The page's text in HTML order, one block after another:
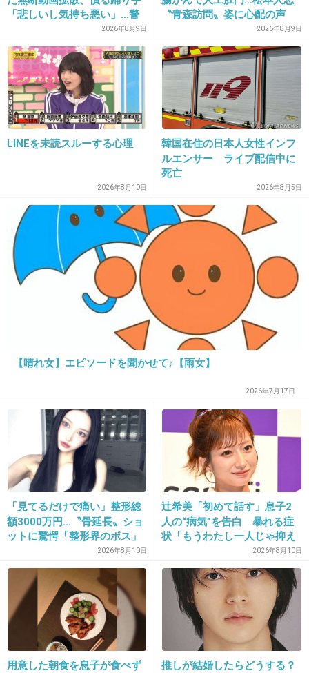
チノパン、このホテルで不倫してたんじゃない
の
+145
人が死んだんだよ。
一生笑わないくらいの気持ちで生きていってほ
しい。
-31
+42
2013/06/13(木) 12:26:05
23なんて嫌みったらしい…
28. 匿名 2013/06/13(木) 12:26:51
私が同じ事したら、即逮捕でムショ行きだな。
金と家系あると違うんですね。
+190 -7
「悲しいし気持ち悪い」…警
2026年8月9日
〝青森訪問〟姿に心配の声
続々「脂肪のない感じが痛ま
しい」「無理せずに」
2026年8月9日
LINEを未読スルーする心理
2026年8月10日
韓国在住の日本人女性インフ
ルエンサー ライブ配信中に
死亡
2026年8月5日
【晴れ女】エピソードを聞かせて♪【雨女】
2026年7月17日
「見てるだけで痛い」整形総
額3000万円…〝骨延長〟ショ
ットに驚愕「整形界のボス」
「そこまでする…？」元キャ
バ嬢まおちゃる
2026年8月10日
辻希美「初めて話す」息子2
人の“病気”を告白 暴れる症
状「もうわたし一人じゃ抑え
られない」共感続々2026年8月10日
用意した朝食を息子が食べず
推しが結婚したらどうする？